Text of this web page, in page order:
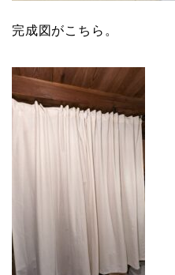
完成図がこちら。